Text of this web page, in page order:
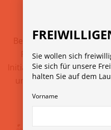
Besuchen Sie am 19.
Freiwilligenmesse.
Initiativen präsentieren
unverbindlich beraten
Sie wollen sich
Sie sich für unsere
halten Sie auf dem
Vorname